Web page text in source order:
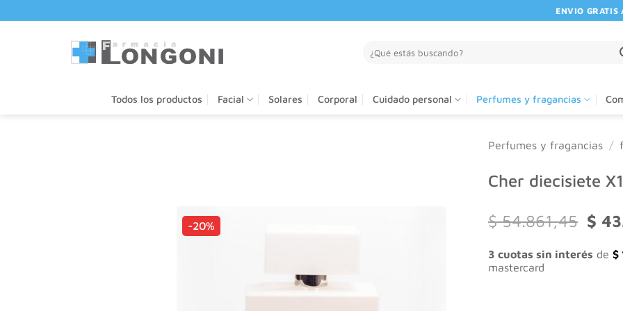
al
ENVIO GRATIS A
por:
Todos los productos Facial Solares Corporal Cuidado personal Perfumes y fragancias
-20%
Perfumes y fragancias /
Cher diecisiete
$54.861,45 El
era:
$
3 cuotas sin interés de $
mastercard